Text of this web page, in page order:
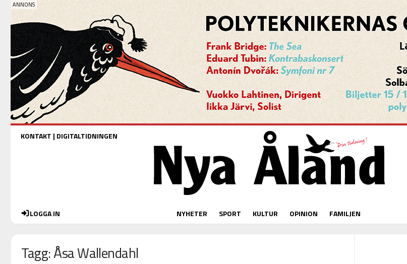
KONTAKT | DIGITALTIDNINGEN
LOGGA IN NYHETER SPORT KULTUR OPINION FAMILJEN
Tagg: Åsa Wallendahl